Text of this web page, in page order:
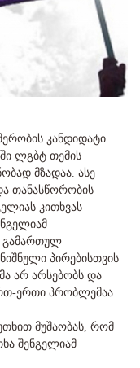
კანდიდატი
ლგბტ თემის
მზადაა. ასე
თანასწორობის
კითხვას
გამართულ
პირებისთვის
არ არსებობს და
ერთი პრობლემაა.
მუშაობას, რომ
შენგელიამ